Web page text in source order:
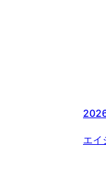
予
エイ